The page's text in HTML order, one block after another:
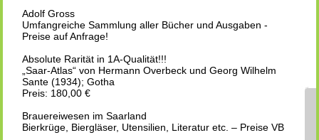
Adolf Gross
Umfangreiche Sammlung aller Bücher und Ausgaben -
Preise auf Anfrage!
Absolute Rarität in 1A-Qualität!!!
„Saar-Atlas“ von Hermann Overbeck und Georg Wilhelm
Sante (1934); Gotha
Preis: 180,00 €
Brauereiwesen im Saarland
Bierkrüge, Biergläser, Utensilien, Literatur etc. – Preise VB